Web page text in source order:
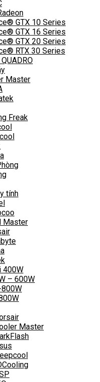
GTX 10 Series
GTX 16 Series
GTX 20 Series
RTX 30 Series
Master
Freak
tính
Master
400W
– 600W
800W
Master